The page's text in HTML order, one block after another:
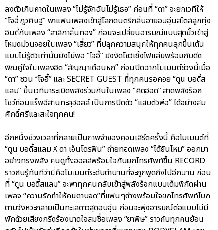
ลงตัวเกินคาดในเพลง “ไม่รู้จักฉันไม่รู้เธอ” ก่อนที่ “ดา” จะยกเวทีให้
“โจอี้ ภูวศิษฐ์” พาแฟนเพลงเข้าสู่โลกดนตรีกลิ่นอายอบอุ่นสไตล์ลูกทุ่ง
อินดี้กับเพลง “สาลิกาลิ้นทอง” ก่อนจะเปลี่ยนอารมณ์แบบสุดขั้วเข้าสู่
โหมดม่วนจอยในเพลง “เสี่ยว” ที่ปลุกความสนุกให้ทุกคนลุกขึ้นเต้น
แบบไม่รู้ตัวเท่านั้นยังไม่พอ “โจอี้” ยังงัดโชว์เซิ้งไฟแล่บพร้อมกับดีด
พิณคู่ใจในเพลงฮิต “สัญญาเดือนหก” ก่อนปิดฉากโมเมนต์ช่วงนี้เมื่อ
“ดา” ชวน “โจอี้” และ SECRET GUEST ที่ทุกคนรอคอย “ตูน บอดี้ส
แลม” ขึ้นเวทีมาระเบิดพลังร่วมกันในเพลง “คิดฮอด” สาดพลังร็อก
โชว์ท่อนแร็พอีสานทะลุฮอลล์ เป็นการปิดตัว “แสบตัวพ่อ” ได้อย่างสม
ศักดิ์ศรีและสะใจทุกคน!
อีกหนึ่งช่วงเวลาที่กลายเป็นภาพจำของคอนเสิร์ตครั้งนี้ คือโมเมนต์ที่
“ตูน บอดี้สแลม X ดา เอ็นโดรฟิน” ถ่ายทอดเพลง “ได้ยินไหม” ออกมา
อย่างทรงพลัง คนดูทั้งฮอลล์พร้อมใจกันยกโทรศัพท์ขึ้น RECORD
ราวกับรู้ทันทีว่านี่คือโมเมนต์ระดับตำนานที่จะถูกพูดถึงไปอีกนาน ก่อน
ที่ “ตูน บอดี้สแลม” จะพาทุกคนกลับเข้าสู่พลังร็อกแบบเต็มพิกัดผ่าน
เพลง “ความรักทำให้คนตาบอด”ที่แฟนๆต่างพร้อมใจยกโทรศัพท์โบก
ตามจังหวะกลายเป็นทะเลดาวสุดอบอุ่น ก่อนจะพุ่งอารมณ์ต่อแบบไม่มี
พักด้วยเสียงกรีดร้องบาดใจสมชื่อเพลง “ยาพิษ” ราวกับทุกคนย้อน